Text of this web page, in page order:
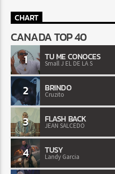
CHART
CANADA TOP 40
1 TU ME CONOCES
Small J EL DE LA S
2 BRINDO
Cruzito
3 FLASH BACK
JEAN SALCEDO
4 TUSY
Landy Garcia